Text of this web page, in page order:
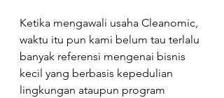
Ketika mengawali usaha Cleanomic,
waktu itu pun kami belum tau terlalu
banyak referensi mengenai bisnis
kecil yang berbasis kepedulian
lingkungan ataupun program